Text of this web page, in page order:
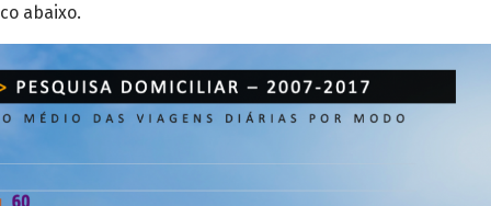
abaixo.